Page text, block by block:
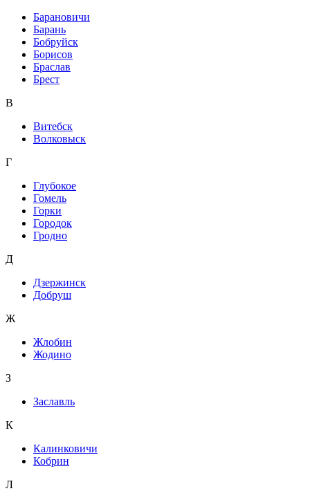
Барановичи
Барань
Бобруйск
Борисов
Браслав
Брест
В
Витебск
Волковыск
Г
Глубокое
Гомель
Горки
Городок
Гродно
Д
Дзержинск
Добруш
Ж
Жлобин
Жодино
З
Заславль
К
Калинковичи
Кобрин
Л